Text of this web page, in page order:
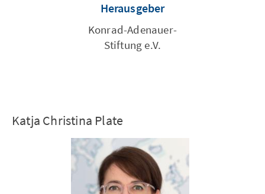
Herausgeber
Konrad-Adenauer-
Stiftung e.V.
Katja Christina Plate